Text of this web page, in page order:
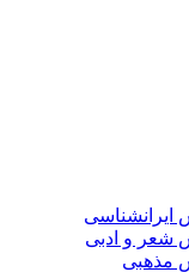
ایرانشناسی
شعر و ادبی
مذهبی